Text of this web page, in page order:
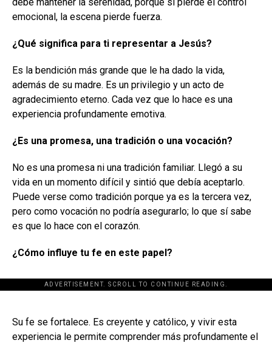
emocional, la escena pierde fuerza.
¿Qué significa para ti representar a Jesús?
Es la bendición más grande que le ha dado la vida,
además de su madre. Es un privilegio y un acto de
agradecimiento eterno. Cada vez que lo hace es una
experiencia profundamente emotiva.
¿Es una promesa, una tradición o una vocación?
No es una promesa ni una tradición familiar. Llegó a su
vida en un momento difícil y sintió que debía aceptarlo.
Puede verse como tradición porque ya es la tercera vez,
pero como vocación no podría asegurarlo; lo que sí sabe
es que lo hace con el corazón.
¿Cómo influye tu fe en este papel?
ADVERTISEMENT. SCROLL TO CONTINUE READING.
[adsforwp id="243463"]
Su fe se fortalece. Es creyente y católico, y vivir esta
experiencia le permite comprender más profundamente el